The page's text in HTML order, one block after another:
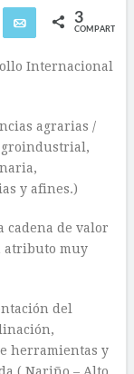
Telegram Email 3
COMPARTIR
Internacional
agrarias /
y afines.)
cadena de valor
atributo muy
del
herramientas y